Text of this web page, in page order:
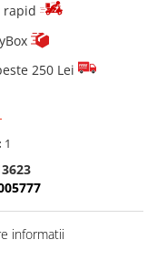
rapid
250 Lei
1
informatii